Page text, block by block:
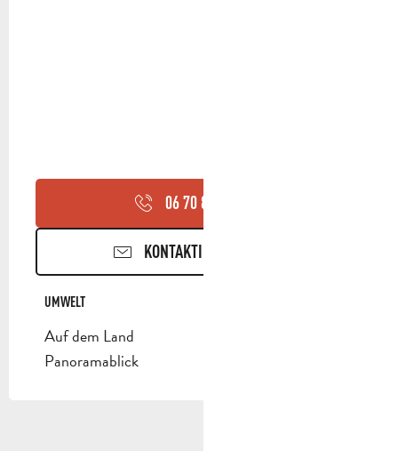
06 70 88 62
KONTAKTIEREN SIE UNS
UMWELT
UMWELT
Auf dem Land
Panoramablick